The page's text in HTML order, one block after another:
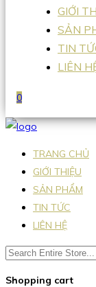
GIỚI
SẢN
TIN
LIÊN
0
TRANG CHỦ
GIỚI THIỆU
SẢN PHẨM
TIN TỨC
LIÊN HỆ
Shopping cart